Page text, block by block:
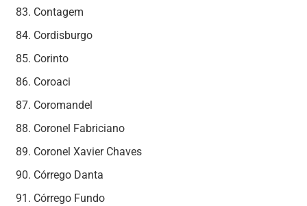
Contagem
Cordisburgo
Corinto
Coroaci
Coromandel
Coronel Fabriciano
Coronel Xavier Chaves
Córrego Danta
Córrego Fundo